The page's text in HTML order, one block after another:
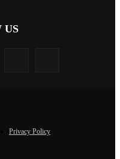
US
Privacy Policy